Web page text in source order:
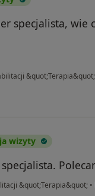
specjalista, wie
&quot;Terapia&quot;
wizyty
&quot;Terapia&quot; •